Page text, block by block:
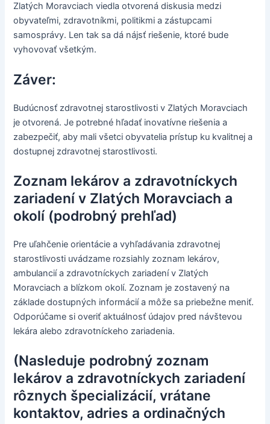
Zlatých Moravciach viedla otvorená diskusia medzi
obyvateľmi, zdravotníkmi, politikmi a zástupcami
samosprávy. Len tak sa dá nájsť riešenie, ktoré bude
vyhovovať všetkým.
Záver:
Budúcnosť zdravotnej starostlivosti v Zlatých Moravciach
je otvorená. Je potrebné hľadať inovatívne riešenia a
zabezpečiť, aby mali všetci obyvatelia prístup ku kvalitnej a
dostupnej zdravotnej starostlivosti.
Zoznam lekárov a zdravotníckych
zariadení v Zlatých Moravciach a
okolí (podrobný prehľad)
Pre uľahčenie orientácie a vyhľadávania zdravotnej
starostlivosti uvádzame rozsiahly zoznam lekárov,
ambulancií a zdravotníckych zariadení v Zlatých
Moravciach a blízkom okolí. Zoznam je zostavený na
základe dostupných informácií a môže sa priebežne meniť.
Odporúčame si overiť aktuálnosť údajov pred návštevou
lekára alebo zdravotníckeho zariadenia.
(Nasleduje podrobný zoznam
lekárov a zdravotníckych zariadení
rôznych špecializácií, vrátane
kontaktov, adries a ordinačných